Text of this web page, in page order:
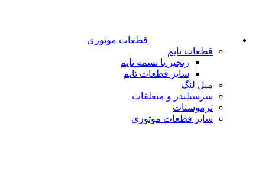
قطعات موتوری
قطعات تایم
زنجیر یا تسمه تایم
سایر قطعات تایم
میل لنگ
سرسیلندر و متعلقات
ترموستات
سایر قطعات موتوری